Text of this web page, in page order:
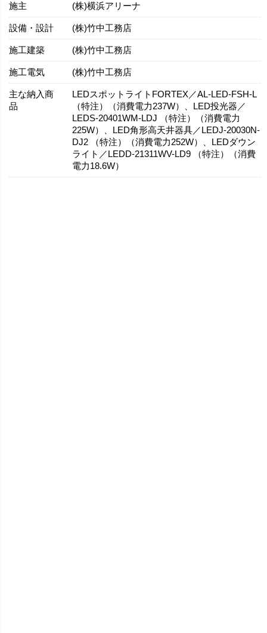
施主 (株)横浜アリーナ
設備・設計 (株)竹中工務店
施工建築 (株)竹中工務店
施工電気 (株)竹中工務店
主な納入商
品
LEDスポットライトFORTEX／AL-LED-FSH-L
（特注）（消費電力237W）、LED投光器／
LEDS-20401WM-LDJ （特注）（消費電力
225W）、LED角形高天井器具／LEDJ-20030N-
DJ2 （特注）（消費電力252W）、LEDダウン
ライト／LEDD-21311WV-LD9 （特注）（消費
電力18.6W）